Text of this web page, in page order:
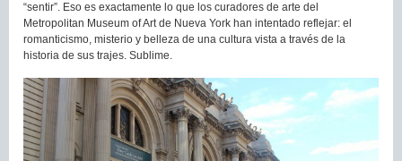
“sentir”. Eso es exactamente lo que los curadores de arte del
Metropolitan Museum of Art de Nueva York han intentado reflejar: el
romanticismo, misterio y belleza de una cultura vista a través de la
historia de sus trajes. Sublime.